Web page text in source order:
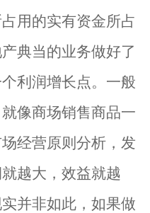
用的实有资金所占
典当的业务做好了
利润增长点。一般
像商场销售商品一
经营原则分析，发
越大，效益就越
并非如此，如果做